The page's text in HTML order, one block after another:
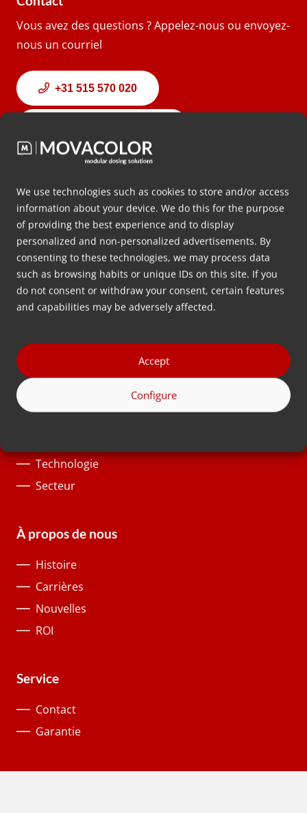
We use technologies such as cookies to store and/or access
information about your device. We do this for the purpose
of providing the best experience and to display
personalized and non-personalized advertisements. By
consenting to these technologies, we may process data
such as browsing habits or unique IDs on this site. If you
do not consent or withdraw your consent, certain features
and capabilities may be adversely affected.
Accept
Configure
Vous avez des questions ? Appelez-nous ou envoyez-
nous un courriel
+31 515 570 020
Adresse
Wolkammersstraat 5
8601 VB Sneek
Pays-Bas
Route
Suivez-nous
Solutions
Catégories de produits
Technologie
Secteur
À propos de nous
Histoire
Carrières
Nouvelles
ROI
Service
Contact
Garantie